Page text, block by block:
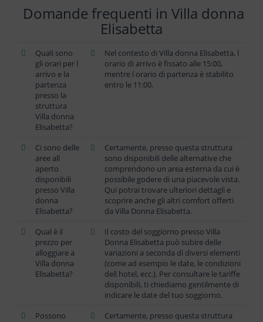
Domande frequenti in Villa donna
Elisabetta
Quali sono
gli orari per l
arrivo e la
partenza
presso la
struttura
Villa donna
Elisabetta?
Nel contesto di Villa donna Elisabetta, l
orario di arrivo è fissato alle 15:00,
mentre l orario di partenza è stabilito
entro le 11:00.
Ci sono delle
aree all
aperto
disponibili
presso Villa
donna
Elisabetta?
Certamente, presso questa struttura
sono disponibili delle alternative che
comprendono un area esterna da cui è
possibile godere di una piacevole vista.
Qui potrai trovare ulteriori dettagli e
scoprire anche gli altri comfort offerti
da Villa Donna Elisabetta.
Qual è il
prezzo per
alloggiare a
Villa donna
Elisabetta?
Il costo del soggiorno presso Villa
Donna Elisabetta può subire delle
variazioni a seconda di diversi elementi
(come ad esempio le date, le condizioni
dell hotel, ecc.). Per consultare le tariffe
disponibili, ti chiediamo gentilmente di
indicare le date del tuo soggiorno.
Possono
Certamente, presso questa struttura